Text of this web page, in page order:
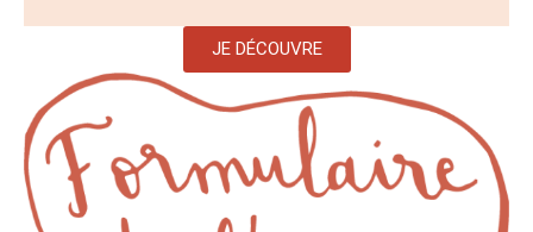
JE DÉCOUVRE